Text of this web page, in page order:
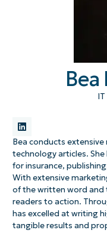
Bea conducts extensive
technology articles.
for insurance,
With extensive
of the written word and
readers to action.
has excelled at writing
tangible results and